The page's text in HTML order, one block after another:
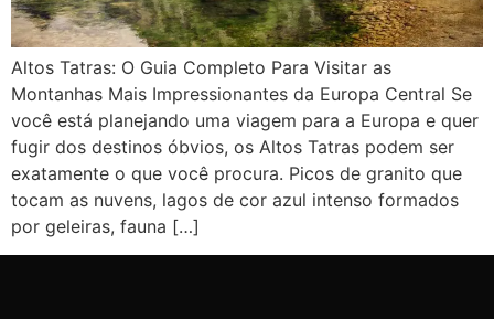
Altos Tatras: O Guia Completo Para Visitar as
Montanhas Mais Impressionantes da Europa Central Se
você está planejando uma viagem para a Europa e quer
fugir dos destinos óbvios, os Altos Tatras podem ser
exatamente o que você procura. Picos de granito que
tocam as nuvens, lagos de cor azul intenso formados
por geleiras, fauna […]